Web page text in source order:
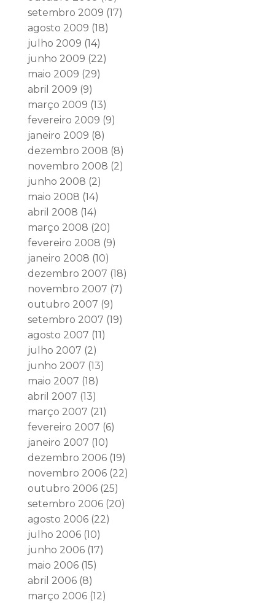
setembro 2009 (17)
agosto 2009 (18)
julho 2009 (14)
junho 2009 (22)
maio 2009 (29)
abril 2009 (9)
março 2009 (13)
fevereiro 2009 (9)
janeiro 2009 (8)
dezembro 2008 (8)
novembro 2008 (2)
junho 2008 (2)
maio 2008 (14)
abril 2008 (14)
março 2008 (20)
fevereiro 2008 (9)
janeiro 2008 (10)
dezembro 2007 (18)
novembro 2007 (7)
outubro 2007 (9)
setembro 2007 (19)
agosto 2007 (11)
julho 2007 (2)
junho 2007 (13)
maio 2007 (18)
abril 2007 (13)
março 2007 (21)
fevereiro 2007 (6)
janeiro 2007 (10)
dezembro 2006(19)
novembro 2006(22)
outubro 2006(25)
setembro 2006(20)
agosto 2006(22)
julho 2006(10)
junho 2006(17)
maio 2006(15)
abril 2006(8)
março 2006(12)